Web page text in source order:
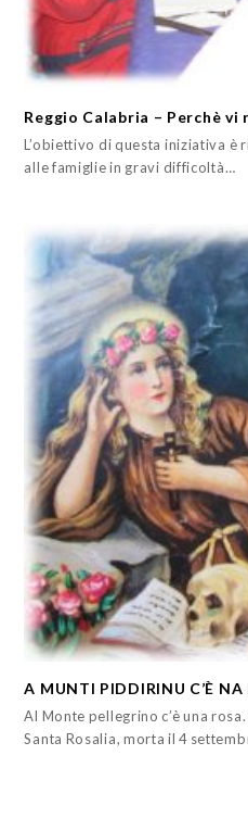
Reggio Calabria – Perchè
L’obiettivo di questa iniziativa è
alle famiglie in gravi difficoltà…
A MUNTI PIDDIRINU C’È NA
Al Monte pellegrino c’è una
Santa Rosalia, morta il 4